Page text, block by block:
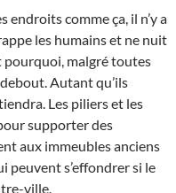
endroits comme ça, il n’y a
les humains et ne nuit
pourquoi, malgré toutes
Autant qu’ils
Les piliers et les
supporter des
aux immeubles anciens
peuvent s’effondrer si le
ville.